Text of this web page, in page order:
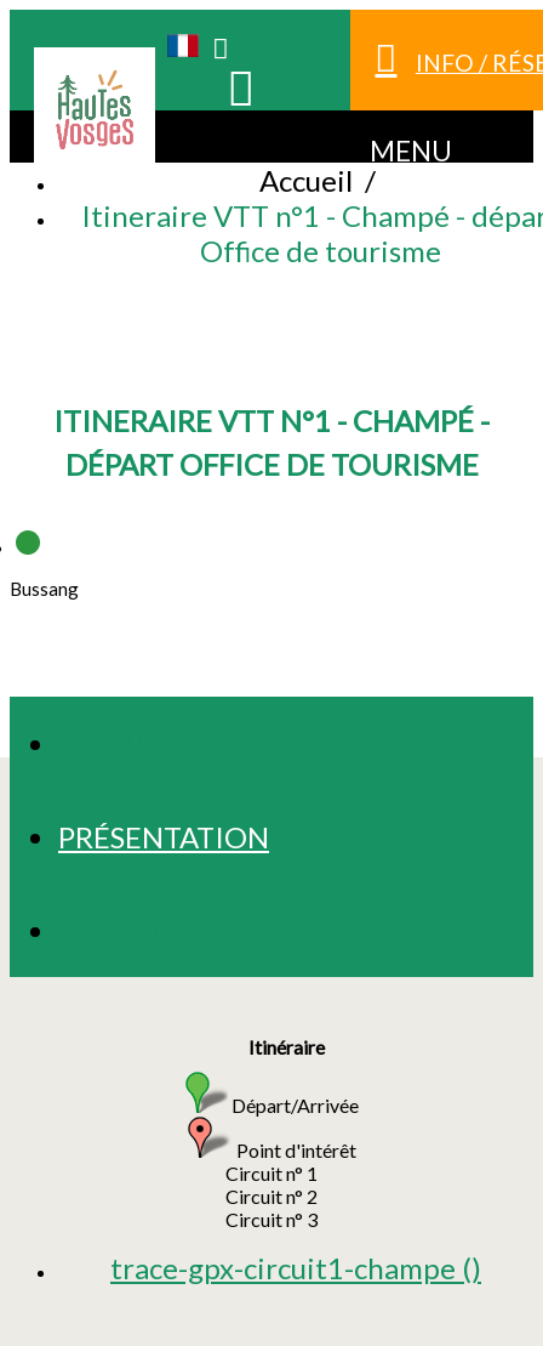
INFO /
MENU
Accueil /
Itineraire VTT n°1 - Champé -
Office de tourisme
ITINERAIRE VTT N°1 - CHAMPÉ -
DÉPART OFFICE DE TOURISME
Bussang
PRÉSENTATION
Itinéraire
Départ/Arrivée
Point d'intérêt
Circuit n° 1
Circuit n° 2
Circuit n° 3
trace-gpx-circuit1-champe ()